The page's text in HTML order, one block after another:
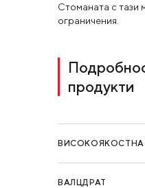
Стоманата с тази
ограничения.
продукти
ВАЛЦДРАТ